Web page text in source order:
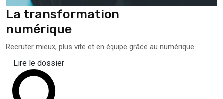
La transformation
numérique
Recruter mieux, plus vite et en équipe grâce au numérique.
Lire le dossier